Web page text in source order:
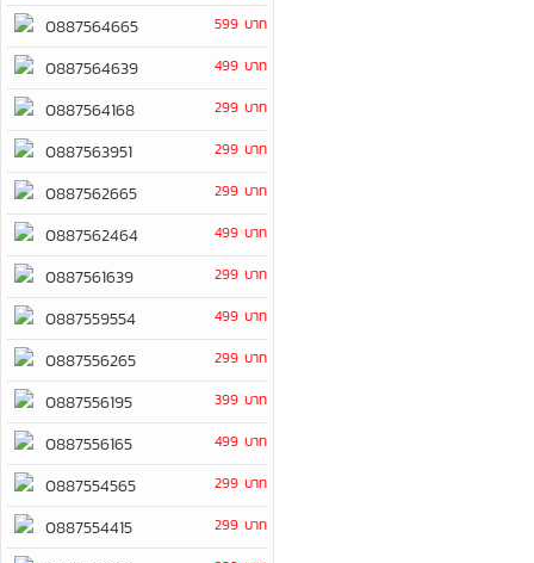
0887564665 599 บาท
0887564639 499 บาท
0887564168 299 บาท
0887563951 299 บาท
0887562665 299 บาท
0887562464 499 บาท
0887561639 299 บาท
0887559554 499 บาท
0887556265 299 บาท
0887556195 399 บาท
0887556165 499 บาท
0887554565 299 บาท
0887554415 299 บาท